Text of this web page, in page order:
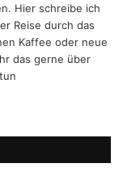
Hier schreibe ich
Reise durch das
Kaffee oder neue
das gerne über
tun